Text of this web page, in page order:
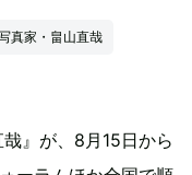
真家・畠山直哉
』が、8月15日から